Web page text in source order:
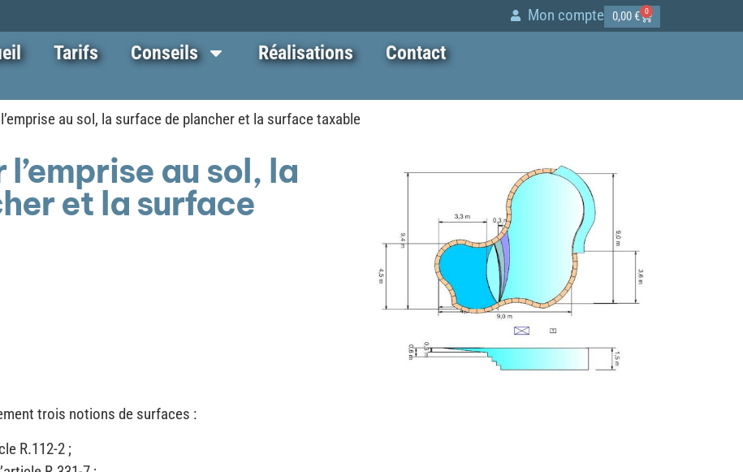
0,00€ 0
Mon compte
Tarifs Conseils Réalisations Contact
au sol, la surface de plancher et la surface taxable
au sol, la
et la surface
trois notions de surfaces :
R.112-2 ;